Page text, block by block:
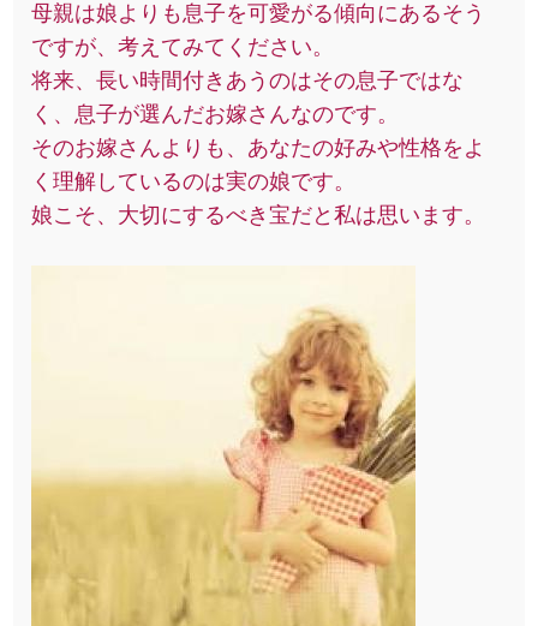
母親は娘よりも息子を可愛がる傾向にあるそう
ですが、考えてみてください。
将来、長い時間付きあうのはその息子ではな
く、息子が選んだお嫁さんなのです。
そのお嫁さんよりも、あなたの好みや性格をよ
く理解しているのは実の娘です。
娘こそ、大切にするべき宝だと私は思います。